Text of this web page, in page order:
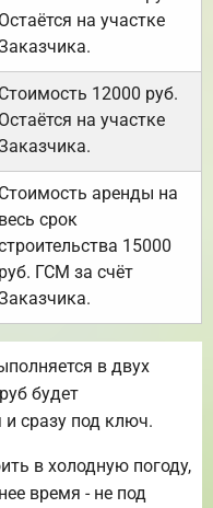
Остаётся на участке
Стоимость 12000 руб.
Остаётся на участке
Стоимость аренды на
весь срок
15000
руб. ГСМ за счёт
в двух
будет
и сразу под ключ.
в холодную погоду,
время - не под